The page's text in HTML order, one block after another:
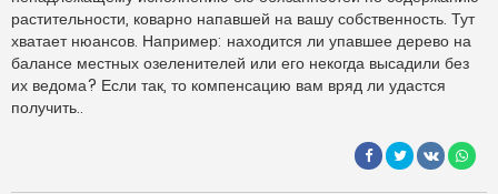
растительности, коварно напавшей на вашу собственность. Тут
хватает нюансов. Например: находится ли упавшее дерево на
балансе местных озеленителей или его некогда высадили без
их ведома? Если так, то компенсацию вам вряд ли удастся
получить..